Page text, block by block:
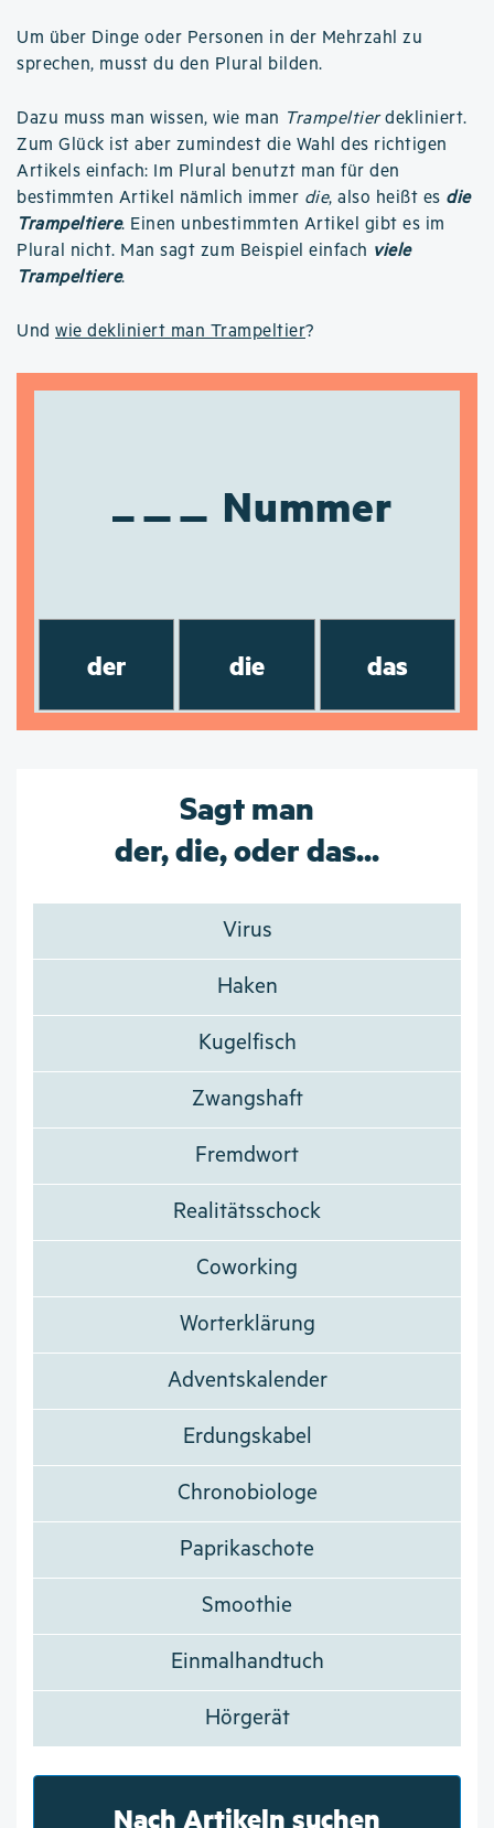
Um über Dinge oder Personen in der Mehrzahl zu
sprechen, musst du den Plural bilden.
Dazu muss man wissen, wie man Trampeltierdekliniert.
Zum Glück ist aber zumindest die Wahl des richtigen
Artikels einfach: Im Plural benutzt man für den
bestimmten Artikel nämlich immer die, also heißt es die
Trampeltiere. Einen unbestimmten Artikel gibt es im
Plural nicht. Man sagt zum Beispiel einfach viele
Trampeltiere.
Und wie dekliniert man Trampeltier?
Nummer
der die das
Sagt man
der, die, oder das...
Virus
Haken
Kugelfisch
Zwangshaft
Fremdwort
Realitätsschock
Coworking
Worterklärung
Adventskalender
Erdungskabel
Chronobiologe
Paprikaschote
Smoothie
Einmalhandtuch
Hörgerät
Nach Artikeln suchen